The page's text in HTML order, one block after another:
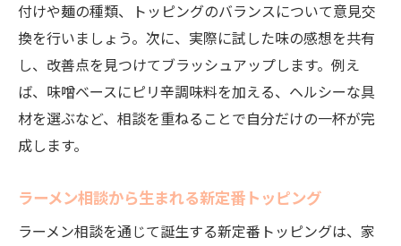
付けや麺の種類、トッピングのバランスについて意見交
換を行いましょう。次に、実際に試した味の感想を共有
し、改善点を見つけてブラッシュアップします。例え
ば、味噌ベースにピリ辛調味料を加える、ヘルシーな具
材を選ぶなど、相談を重ねることで自分だけの一杯が完
成します。
ラーメン相談から生まれる新定番トッピング
ラーメン相談を通じて誕生する新定番トッピングは、家